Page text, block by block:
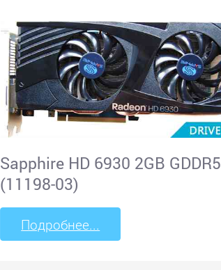
Sapphire HD 6930 2GB GDDR5
(11198-03)
Подробнее...